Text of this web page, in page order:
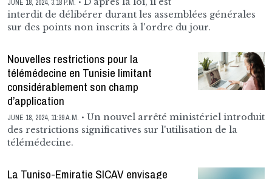
JUNE 18, 2024, 3:18 P.M.
interdit de délibérer durant les assemblées générales
sur des points non inscrits à l'ordre du jour.
Nouvelles restrictions pour la
télémédecine en Tunisie limitant
considérablement son champ
d’application
JUNE 18, 2024, 11:39 A.M.
Un nouvel arrêté ministériel introduit
des restrictions significatives sur l'utilisation de la
télémédecine.
La Tuniso-Emiratie SICAV envisage